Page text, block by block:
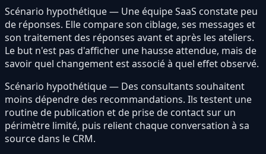
Scénario hypothétique — Une équipe SaaS constate peu
de réponses. Elle compare son ciblage, ses messages et
son traitement des réponses avant et après les ateliers.
Le but n'est pas d'afficher une hausse attendue, mais de
savoir quel changement est associé à quel effet observé.
Scénario hypothétique — Des consultants souhaitent
moins dépendre des recommandations. Ils testent une
routine de publication et de prise de contact sur un
périmètre limité, puis relient chaque conversation à sa
source dans le CRM.